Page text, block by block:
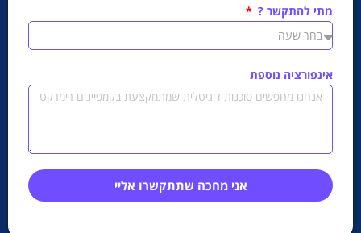
מתי להתקשר ?
אינפורציה נוספת
אני מחכה שתתקשרו אליי